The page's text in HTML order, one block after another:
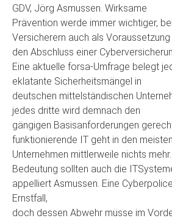
GDV, Jörg Asmussen. Wirksame
Prävention werde immer wichtiger,
Versicherern auch als Voraussetzung
den Abschluss einer
Eine aktuelle forsa-Umfrage belegt
eklatante Sicherheitsmängel in
deutschen mittelständischen
jedes dritte wird demnach den
gängigen Basisanforderungen
funktionierende IT geht in den meisten
Unternehmen mittlerweile nichts
Bedeutung sollten auch die
appelliert Asmussen. Eine
Ernstfall,
doch dessen Abwehr müsse im